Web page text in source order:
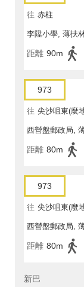
往 赤柱
李陞小學, 薄扶
距離 90m
973
往 尖沙咀東(麼
西營盤郵政局,
距離 80m
973
往 尖沙咀東(麼
西營盤郵政局,
距離 80m
新巴